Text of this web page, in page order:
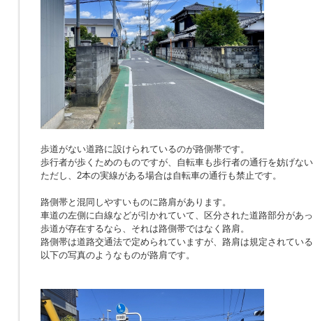
歩道がない道路に設けられているのが路側帯です。
歩行者が歩くためのものですが、自転車も歩行者の通行を妨げな
ただし、2本の実線がある場合は自転車の通行も禁止です。
路側帯と混同しやすいものに路肩があります。
車道の左側に白線などが引かれていて、区分された道路部分があ
歩道が存在するなら、それは路側帯ではなく路肩。
路側帯は道路交通法で定められていますが、路肩は規定されてい
以下の写真のようなものが路肩です。